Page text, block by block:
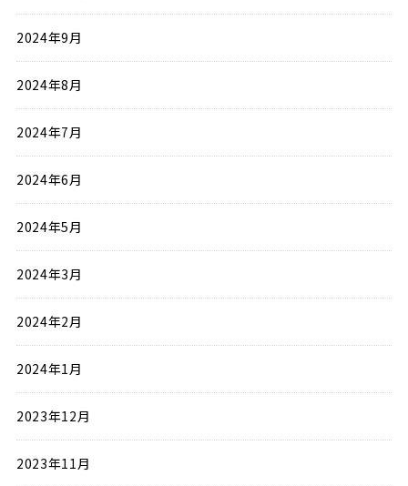
2024年9月
2024年8月
2024年7月
2024年6月
2024年5月
2024年3月
2024年2月
2024年1月
2023年12月
2023年11月